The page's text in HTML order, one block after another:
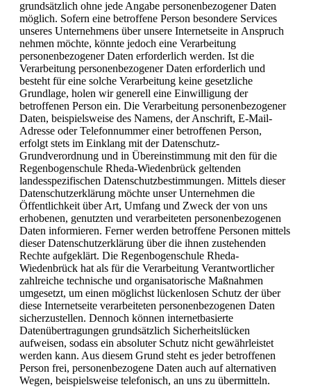
grundsätzlich ohne jede Angabe personenbezogener Daten
möglich. Sofern eine betroffene Person besondere Services
unseres Unternehmens über unsere Internetseite in Anspruch
nehmen möchte, könnte jedoch eine Verarbeitung
personenbezogener Daten erforderlich werden. Ist die
Verarbeitung personenbezogener Daten erforderlich und
besteht für eine solche Verarbeitung keine gesetzliche
Grundlage, holen wir generell eine Einwilligung der
betroffenen Person ein. Die Verarbeitung personenbezogener
Daten, beispielsweise des Namens, der Anschrift, E-Mail-
Adresse oder Telefonnummer einer betroffenen Person,
erfolgt stets im Einklang mit der Datenschutz-
Grundverordnung und in Übereinstimmung mit den für die
Regenbogenschule Rheda-Wiedenbrück geltenden
landesspezifischen Datenschutzbestimmungen. Mittels dieser
Datenschutzerklärung möchte unser Unternehmen die
Öffentlichkeit über Art, Umfang und Zweck der von uns
erhobenen, genutzten und verarbeiteten personenbezogenen
Daten informieren. Ferner werden betroffene Personen mittels
dieser Datenschutzerklärung über die ihnen zustehenden
Rechte aufgeklärt. Die Regenbogenschule Rheda-
Wiedenbrück hat als für die Verarbeitung Verantwortlicher
zahlreiche technische und organisatorische Maßnahmen
umgesetzt, um einen möglichst lückenlosen Schutz der über
diese Internetseite verarbeiteten personenbezogenen Daten
sicherzustellen. Dennoch können internetbasierte
Datenübertragungen grundsätzlich Sicherheitslücken
aufweisen, sodass ein absoluter Schutz nicht gewährleistet
werden kann. Aus diesem Grund steht es jeder betroffenen
Person frei, personenbezogene Daten auch auf alternativen
Wegen, beispielsweise telefonisch, an uns zu übermitteln.